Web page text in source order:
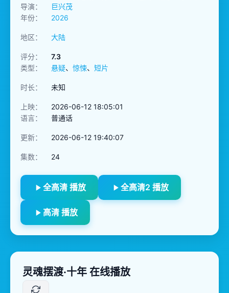
导演：
巨兴茂
年份：
2026
地区： 大陆
评分：
7.3
类型：
悬疑、 惊悚、 短片
时长： 未知
上映：
2026-06-12 18:05:01
语言：
普通话
更新： 2026-06-12 19:40:07
集数： 24
全高清 播放 全高清2 播放
高清 播放
灵魂摆渡·十年 在线播放